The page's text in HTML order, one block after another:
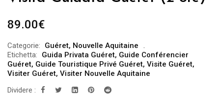
89.00€
Categorie: Guéret, Nouvelle Aquitaine
Etichetta:
Guida Privata Guéret, Guide Conférencier
Guéret, Guide Touristique Privé Guéret, Visite Guéret,
Visiter Guéret, Visiter Nouvelle Aquitaine
Dividere :